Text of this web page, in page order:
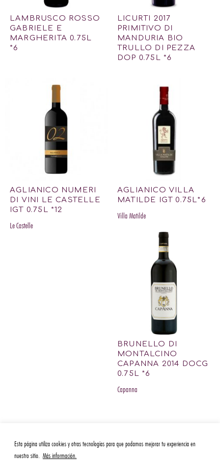
Esta página utiliza cookies y otras tecnologías para que podamos mejorar tu experiencia en
nuestro sitio. Más información.
LAMBRUSCO ROSSO
GABRIELE E
MARGHERITA 0.75L
*6
LICURTI 2017
PRIMITIVO DI
MANDURIA BIO
TRULLO DI PEZZA
DOP 0.75L *6
AGLIANICO NUMERI
DI VINI LE CASTELLE
IGT 0.75L *12
Le Castelle
AGLIANICO VILLA
MATILDE IGT 0.75L*6
Villa Matilde
BRUNELLO DI
MONTALCINO
CAPANNA 2014 DOCG
0.75L *6
Capanna